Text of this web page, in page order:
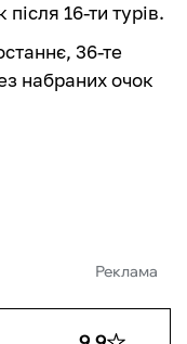
16-ти турів.
36-те
набраних очок
Реклама